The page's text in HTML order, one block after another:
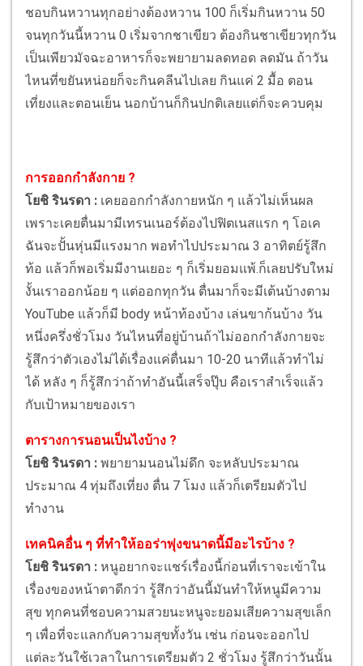
ชอบกินหวานทุกอย่างต้องหวาน 100 ก็เริ่มกินหวาน 50
จนทุกวันนี้หวาน 0 เริ่มจากชาเขียว ต้องกินชาเขียวทุกวัน
เป็นเพียวมัจฉะอาหารก็จะพยายามลดทอด ลดมัน ถ้าวัน
ไหนที่ขยันหน่อยก็จะกินคลีนไปเลย กินแค่ 2 มื้อ ตอน
เที่ยงและตอนเย็น นอกบ้านก็กินปกติเลยแต่ก็จะควบคุม
การออกกำลังกาย ?
โยชิ รินรดา : เคยออกกำลังกายหนัก ๆ แล้วไม่เห็นผล
เพราะเคยตื่นมามีเทรนเนอร์ต้องไปฟิตเนสแรก ๆ โอเค
ฉันจะปั้นหุ่นมีแรงมาก พอทำไปประมาณ 3 อาทิตย์รู้สึก
ท้อ แล้วก็พอเริ่มมีงานเยอะ ๆ ก็เริ่มยอมแพ้.ก็เลยปรับใหม่
งั้นเราออกน้อย ๆ แต่ออกทุกวัน ตื่นมาก็จะมีเต้นบ้างตาม
YouTube แล้วก็มี body หน้าท้องบ้าง เล่นขาก้นบ้าง วัน
หนึ่งครึ่งชั่วโมง วันไหนที่อยู่บ้านถ้าไม่ออกกำลังกายจะ
รู้สึกว่าตัวเองไม่ได้เรื่องแค่ตื่นมา 10-20 นาทีแล้วทำไม่
ได้ หลัง ๆ ก็รู้สึกว่าถ้าทำอันนี้เสร็จปุ๊บ คือเราสำเร็จแล้ว
กับเป้าหมายของเรา
ตารางการนอนเป็นไงบ้าง ?
โยชิ รินรดา : พยายามนอนไม่ดึก จะหลับประมาณ
ประมาณ 4 ทุ่มถึงเที่ยง ตื่น 7 โมง แล้วก็เตรียมตัวไป
ทำงาน
เทคนิคอื่น ๆ ที่ทำให้ออร่าพุ่งขนาดนี้มีอะไรบ้าง ?
โยชิ รินรดา : หนูอยากจะแชร์เรื่องนี้ก่อนที่เราจะเข้าใน
เรื่องของหน้าตาดีกว่า รู้สึกว่าอันนี้มันทำให้หนูมีความ
สุข ทุกคนที่ชอบความสวยนะหนูจะยอมเสียความสุขเล็ก
ๆ เพื่อที่จะแลกกับความสุขทั้งวัน เช่น ก่อนจะออกไป
แต่ละวันใช้เวลาในการเตรียมตัว 2 ชั่วโมง รู้สึกว่าวันนั้น